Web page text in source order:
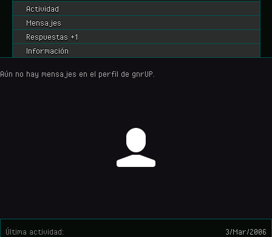
Última actividad:
3/Mar/2006
Actividad
Mensajes
Respuestas +1
Información
Aún no hay mensajes en el perfil de gnrUP.